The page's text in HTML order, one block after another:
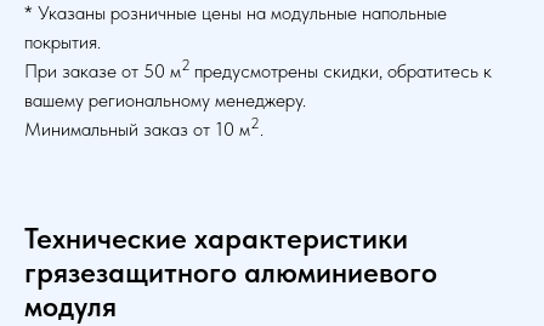
* Указаны розничные цены на модульные напольные
покрытия.
При заказе от 50 м2 предусмотрены скидки, обратитесь к
вашему региональному менеджеру.
Минимальный заказ от 10 м2.
Технические характеристики
грязезащитного алюминиевого
модуля